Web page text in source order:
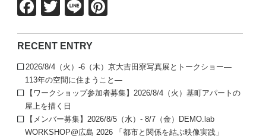
Facebook
Twitter
Line
RECENT ENTRY
2026/8/4（火）-6（木）京大吉田寮写真展とトークショー—
113年の空間に住まうこと—
【ワークショップ参加者募集】2026/8/4（火）基町アパートの
屋上を描く日
【メンバー募集】2026/8/5（水）- 8/7（金）DEMO.lab
WORKSHOP@広島 2026 「都市と関係を結ぶ映像実践」